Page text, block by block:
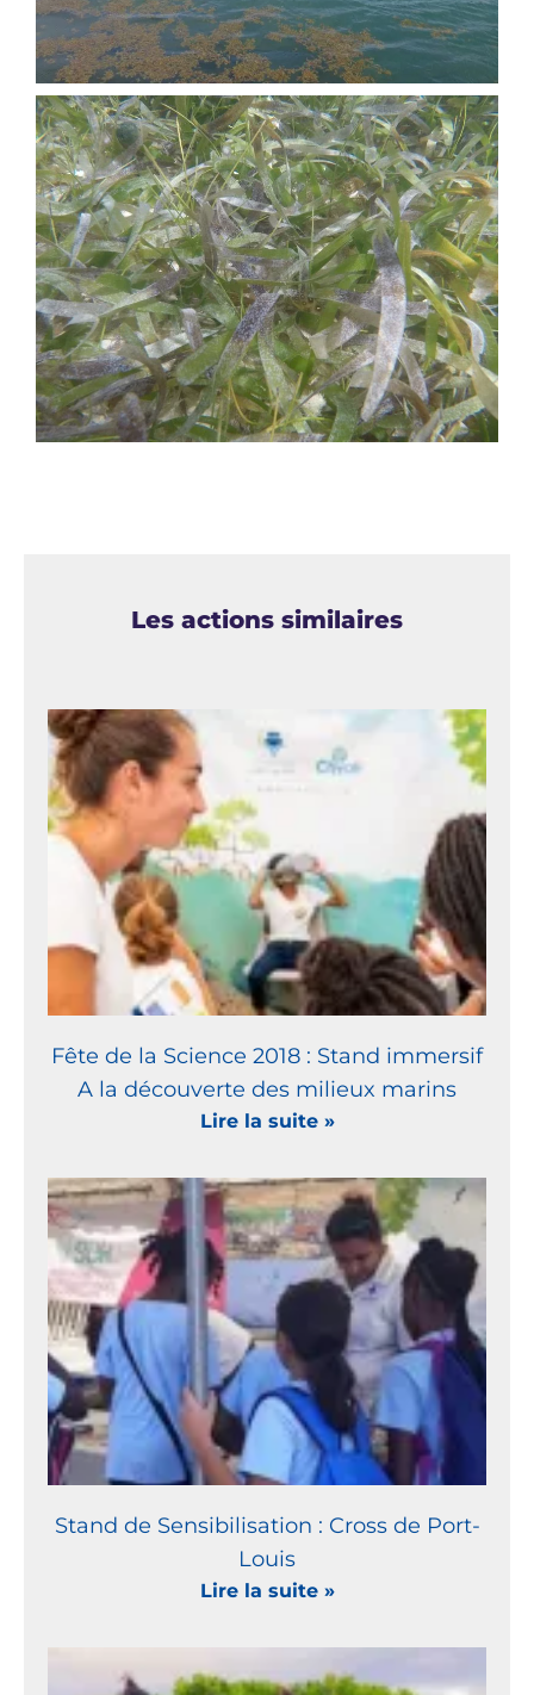
Les actions similaires
Fête de la Science 2018 : Stand immersif
A la découverte des milieux marins
Lire la suite »
Stand de Sensibilisation : Cross de Port-
Louis
Lire la suite »